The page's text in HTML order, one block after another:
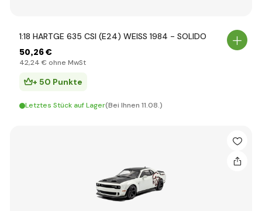
1:18 HARTGE 635 CSI (E24) WEISS 1984 - SOLIDO
50,26 €
42,24 € ohne MwSt
+ 50 Punkte
Letztes Stück auf Lager(Bei Ihnen 11.08.)